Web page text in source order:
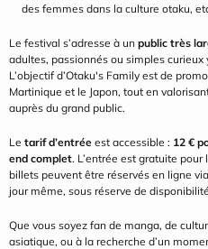
des femmes dans la culture otaku,
Le festival s’adresse à un public très
adultes, passionnés ou simples
L’objectif d’Otaku's Family est de
Martinique et le Japon, tout en
auprès du grand public.
Le tarif d’entrée est accessible : 12 €
end complet. L’entrée est gratuite
billets peuvent être réservés en ligne via
jour même, sous réserve de
Que vous soyez fan de manga, de
asiatique, ou à la recherche d’un